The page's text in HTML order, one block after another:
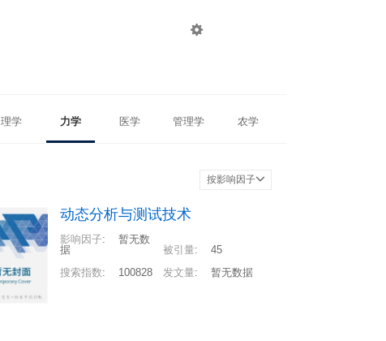

理学 力学 医学 管理学 农学
按影响因子
动态分析与测试技术
影响因子:
暂无数
据
被引量:
45
搜索指数: 100828 发文量: 暂无数据